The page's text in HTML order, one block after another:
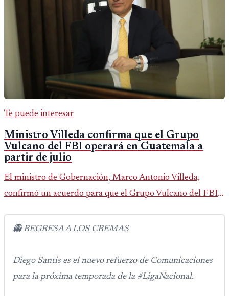
Te puede interesar
Ministro Villeda confirma que el Grupo
Vulcano del FBI operará en Guatemala a
partir de julio
El ministro de Gobernación, Marco Antonio Villeda,
confirmó un acuerdo para que el Grupo Vulcano del FBI
fallido con la administración anterior del Ministerio
👻 REGRESA A LOS CREMAS
Diego Santis es el nuevo refuerzo de Comunicaciones
para la próxima temporada de la #LigaNacional.